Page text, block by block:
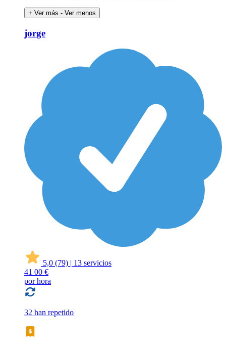
+ Ver más - Ver menos
jorge
5,0 (79) | 13 servicios
41 00 €
por hora
32 han repetido